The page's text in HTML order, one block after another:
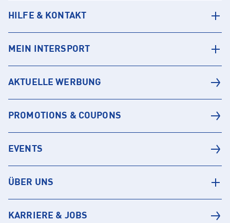
HILFE & KONTAKT
MEIN INTERSPORT
AKTUELLE WERBUNG
PROMOTIONS & COUPONS
EVENTS
ÜBER UNS
KARRIERE & JOBS